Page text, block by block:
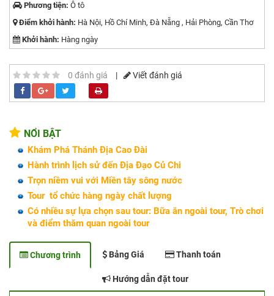
Phương tiện: Ô tô
Điểm khởi hành: Hà Nội, Hồ Chí Minh, Đà Nẵng , Hải Phòng, Cần Thơ
Khởi hành: Hàng ngày
0 đánh giá | Viết đánh giá
NỔI BẬT
Khám Phá Thánh Địa Cao Đài
Hành trình lịch sử đến Địa Đạo Củ Chi
Trọn niềm vui với Miền tây sông nước
Tour tổ chức hàng ngày chất lượng
Có nhiều sự lựa chọn sau tour: Bữa ăn ngoài tour, Trò chơi
và điểm thăm quan ngoài tour
Chương trình Bảng Giá Thanh toán
Hướng dẫn đặt tour